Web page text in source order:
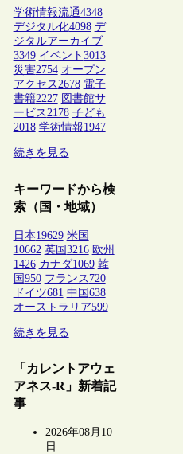
学術情報流通4348
デジタル化4098 デ
ジタルアーカイブ
3349 イベント 3013
災害2754 オープン
アクセス2678 電子
書籍2227 図書館サ
ービス2178 子ども
2018 学術情報1947
続きを見る
キーワードから検
索（国・地域）
日本19629 米国
10662 英国 3216 欧州
1426 カナダ1069 韓
国 950 フランス 720
ドイツ681 中国 638
オーストラリア599
続きを見る
「カレントアウェ
アネス-R」新着記
事
2026年08月10
日